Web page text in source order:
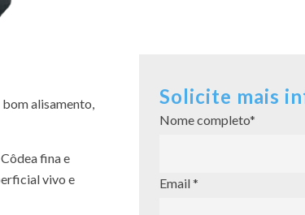
alisamento,
fina e
vivo e
Solicite mais
Nome completo*
Email *